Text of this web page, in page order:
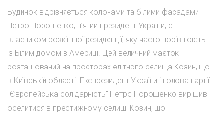
Будинок відрізняється колонами та білими фасадами
Петро Порошенко, п’ятий президент України, є
власником розкішної резиденції, яку часто порівнюють
із Білим домом в Америці. Цей величний маєток
розташований на просторах елітного селища Козин, що
в Київській області. Експрезидент України і голова партії
"Європейська солідарність" Петро Порошенко вирішив
оселитися в престижному селищі Козин, що